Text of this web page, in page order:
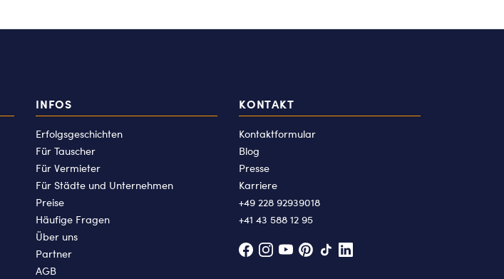
INFOS
Erfolgsgeschichten
Für Tauscher
Für Vermieter
Für Städte und Unternehmen
Preise
Häufige Fragen
Über uns
Partner
AGB
KONTAKT
Kontaktformular
Blog
Presse
Karriere
+49 228 92939018
+41 43 588 12 95